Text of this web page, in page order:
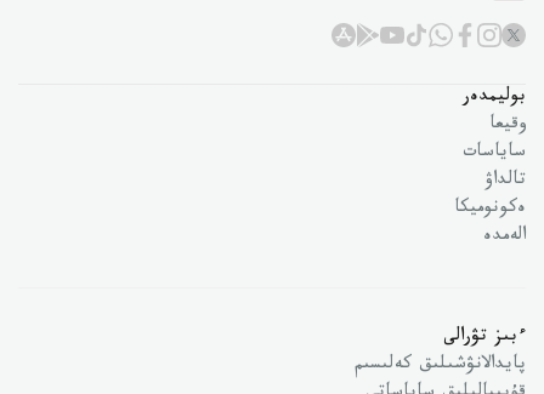
بوليمدەر
وقيعا
ساياسات
تالداۋ
ەكونوميكا
الەمدە
ءبىز تۋرالى
پايدالانۋشىلىق كەلىسىم